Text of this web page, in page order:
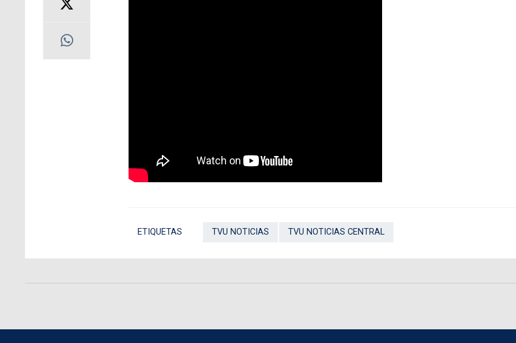
ETIQUETAS TVU NOTICIAS TVU NOTICIAS CENTRAL